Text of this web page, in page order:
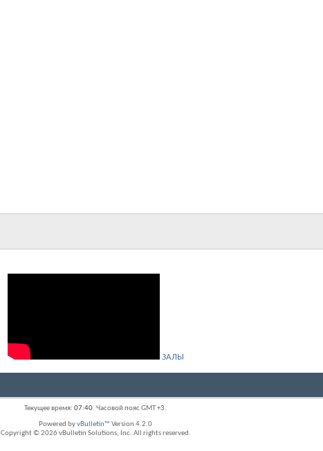
ЗАЛЫ
Текущее время: 07:40. Часовой пояс GMT +3.
Powered byvBulletin™ Version 4.2.0
Copyright © 2026 vBulletin Solutions, Inc. All rights reserved.